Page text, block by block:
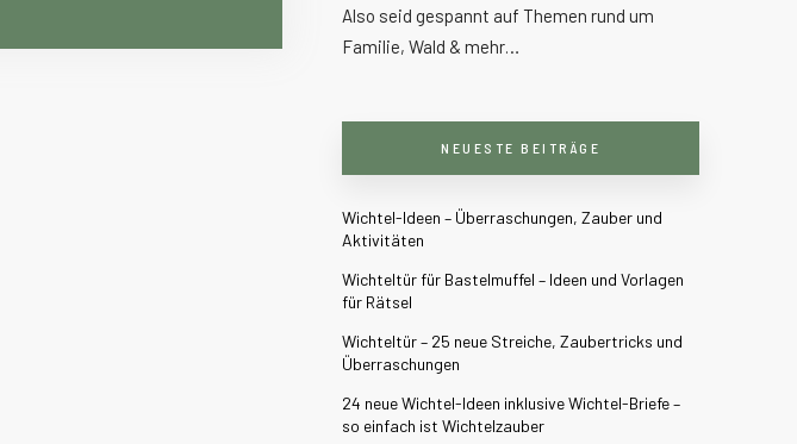
Also seid gespannt auf Themen rund um
Familie, Wald & mehr…
NEUESTE BEITRÄGE
Wichtel-Ideen – Überraschungen, Zauber und
Aktivitäten
Wichteltür für Bastelmuffel – Ideen und Vorlagen
für Rätsel
Wichteltür – 25 neue Streiche, Zaubertricks und
Überraschungen
24 neue Wichtel-Ideen inklusive Wichtel-Briefe –
so einfach ist Wichtelzauber